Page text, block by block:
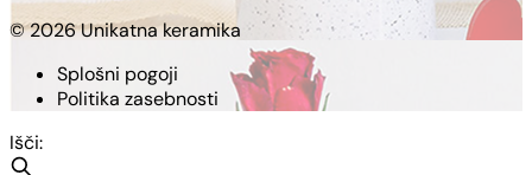
© 2026 Unikatna keramika
Splošni pogoji
Politika zasebnosti
Išči: